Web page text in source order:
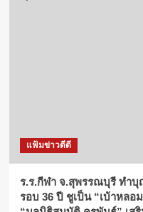
แฟ้มข่าวดีดี
ร.ร.กีฬา จ.สุพรรณบุรี ทำ
รอบ 36 ปี ชูเป็น “เบ้าหล